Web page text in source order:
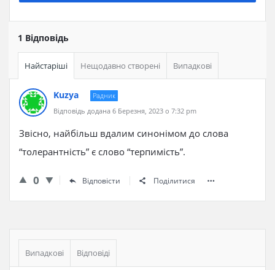
1 Відповідь
Найстаріші Нещодавно створені Випадкові
Kuzya
Радник
Відповідь додана 6 Березня, 2023 о 7:32 pm
Звісно, найбільш вдалим синонімом до слова
“толерантність” є слово “терпимість”.
0 Відповісти Поділитися
Бічна
панель
Випадкові Відповіді